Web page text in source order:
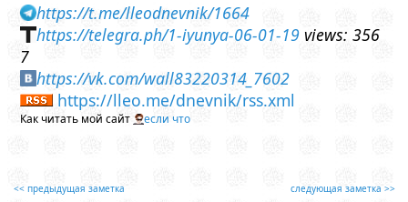
https://t.me/lleodnevnik/1664
https://telegra.ph/1-iyunya-06-01-19 views: 356
7
https://vk.com/wall83220314_7602
https://lleo.me/dnevnik/rss.xml
Как читать мой сайт если что
<< предыдущая заметка следующая заметка >>